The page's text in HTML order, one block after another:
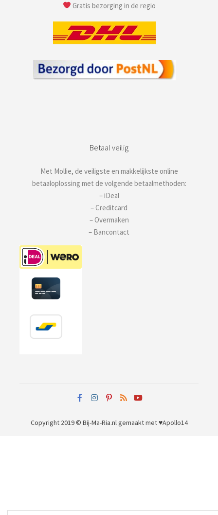
Gratis bezorging in de regio
Betaal veilig
Met Mollie, de veiligste en makkelijkste online
betaaloplossing met de volgende betaalmethoden:
– iDeal
– Creditcard
– Overmaken
– Bancontact
Copyright 2019 © Bij-Ma-Ria.nlgemaakt met ♥Apollo14